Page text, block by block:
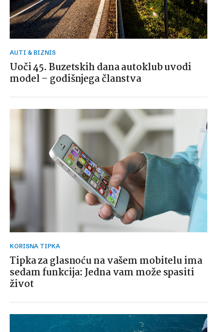
AUTI & BIZNIS
Uoči 45. Buzetskih dana autoklub uvodi
model – godišnjega članstva
KORISNA TIPKA
Tipka za glasnoću na vašem mobitelu ima
sedam funkcija: Jedna vam može spasiti
život